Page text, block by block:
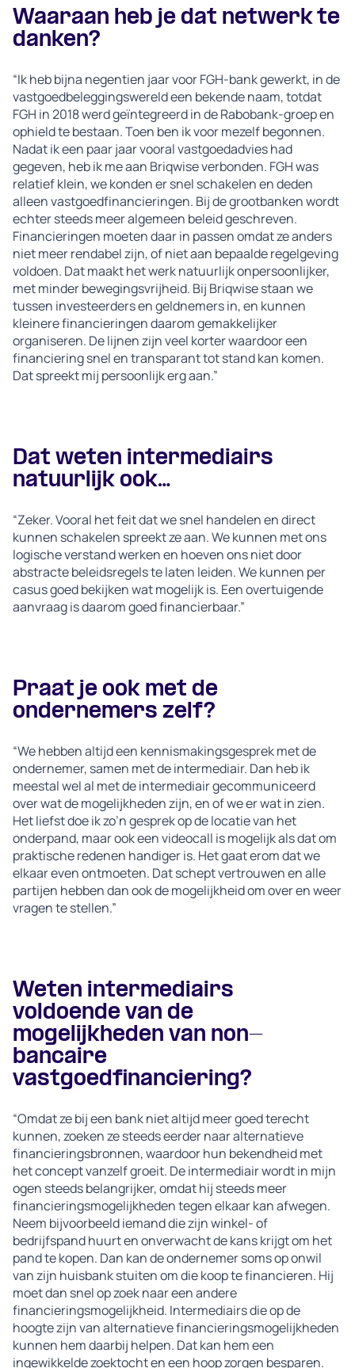
Waaraan heb je dat netwerk te
danken?
“Ik heb bijna negentien jaar voor FGH-bank gewerkt, in de
vastgoedbeleggingswereld een bekende naam, totdat
FGH in 2018 werd geïntegreerd in de Rabobank-groep en
ophield te bestaan. Toen ben ik voor mezelf begonnen.
Nadat ik een paar jaar vooral vastgoedadvies had
gegeven, heb ik me aan Briqwise verbonden. FGH was
relatief klein, we konden er snel schakelen en deden
alleen vastgoedfinancieringen. Bij de grootbanken wordt
echter steeds meer algemeen beleid geschreven.
Financieringen moeten daar in passen omdat ze anders
niet meer rendabel zijn, of niet aan bepaalde regelgeving
voldoen. Dat maakt het werk natuurlijk onpersoonlijker,
met minder bewegingsvrijheid. Bij Briqwise staan we
tussen investeerders en geldnemers in, en kunnen
kleinere financieringen daarom gemakkelijker
organiseren. De lijnen zijn veel korter waardoor een
financiering snel en transparant tot stand kan komen.
Dat spreekt mij persoonlijk erg aan.”
Dat weten intermediairs
natuurlijk ook…
“Zeker. Vooral het feit dat we snel handelen en direct
kunnen schakelen spreekt ze aan. We kunnen met ons
logische verstand werken en hoeven ons niet door
abstracte beleidsregels te laten leiden. We kunnen per
casus goed bekijken wat mogelijk is. Een overtuigende
aanvraag is daarom goed financierbaar.”
Praat je ook met de
ondernemers zelf?
“We hebben altijd een kennismakingsgesprek met de
ondernemer, samen met de intermediair. Dan heb ik
meestal wel al met de intermediair gecommuniceerd
over wat de mogelijkheden zijn, en of we er wat in zien.
Het liefst doe ik zo’n gesprek op de locatie van het
onderpand, maar ook een videocall is mogelijk als dat om
praktische redenen handiger is. Het gaat erom dat we
elkaar even ontmoeten. Dat schept vertrouwen en alle
partijen hebben dan ook de mogelijkheid om over en weer
vragen te stellen.”
Weten intermediairs
voldoende van de
mogelijkheden van non-
bancaire
vastgoedfinanciering?
“Omdat ze bij een bank niet altijd meer goed terecht
kunnen, zoeken ze steeds eerder naar alternatieve
financieringsbronnen, waardoor hun bekendheid met
het concept vanzelf groeit. De intermediair wordt in mijn
ogen steeds belangrijker, omdat hij steeds meer
financieringsmogelijkheden tegen elkaar kan afwegen.
Neem bijvoorbeeld iemand die zijn winkel- of
bedrijfspand huurt en onverwacht de kans krijgt om het
pand te kopen. Dan kan de ondernemer soms op onwil
van zijn huisbank stuiten om die koop te financieren. Hij
moet dan snel op zoek naar een andere
financieringsmogelijkheid. Intermediairs die op de
hoogte zijn van alternatieve financieringsmogelijkheden
kunnen hem daarbij helpen. Dat kan hem een
ingewikkelde zoektocht en een hoop zorgen besparen.